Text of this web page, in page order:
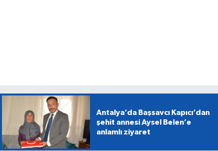
Antalya’da Başsavcı Kapıcı’dan
şehit annesi Aysel Belen’e
anlamlı ziyaret